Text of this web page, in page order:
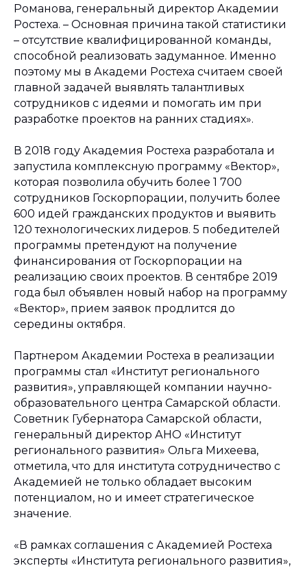
Романова, генеральный директор Академии
Ростеха. – Основная причина такой статистики
– отсутствие квалифицированной команды,
способной реализовать задуманное. Именно
поэтому мы в Академи Ростеха считаем своей
главной задачей выявлять талантливых
сотрудников с идеями и помогать им при
разработке проектов на ранних стадиях».
В 2018 году Академия Ростеха разработала и
запустила комплексную программу «Вектор»,
которая позволила обучить более 1 700
сотрудников Госкорпорации, получить более
600 идей гражданских продуктов и выявить
120 технологических лидеров. 5 победителей
программы претендуют на получение
финансирования от Госкорпорации на
реализацию своих проектов. В сентябре 2019
года был объявлен новый набор на программу
«Вектор», прием заявок продлится до
середины октября.
Партнером Академии Ростеха в реализации
программы стал «Институт регионального
развития», управляющей компании научно-
образовательного центра Самарской области.
Советник Губернатора Самарской области,
генеральный директор АНО «Институт
регионального развития» Ольга Михеева,
отметила, что для института сотрудничество с
Академией не только обладает высоким
потенциалом, но и имеет стратегическое
значение.
«В рамках соглашения с Академией Ростеха
эксперты «Института регионального развития»,